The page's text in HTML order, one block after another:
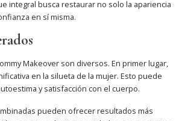
integral busca restaurar no solo la apariencia
en sí misma.
Makeover son diversos. En primer lugar,
en la silueta de la mujer. Esto puede
y satisfacción con el cuerpo.
pueden ofrecer resultados más